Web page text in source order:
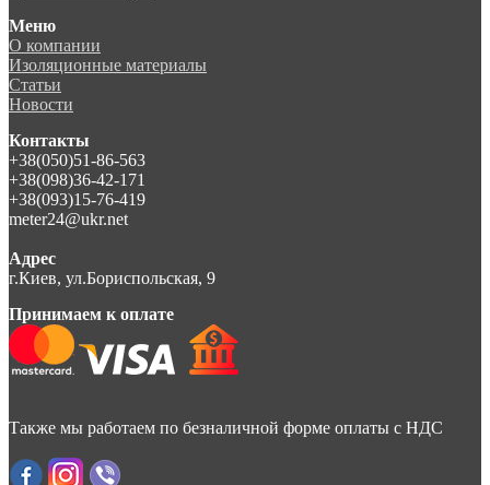
Меню
О компании
Изоляционные материалы
Статьи
Новости
Контакты
+38(050)51-86-563
+38(098)36-42-171
+38(093)15-76-419
meter24@ukr.net
Адрес
г.Киев, ул.Бориспольская, 9
Принимаем к оплате
Также мы работаем по безналичной форме оплаты с НДС